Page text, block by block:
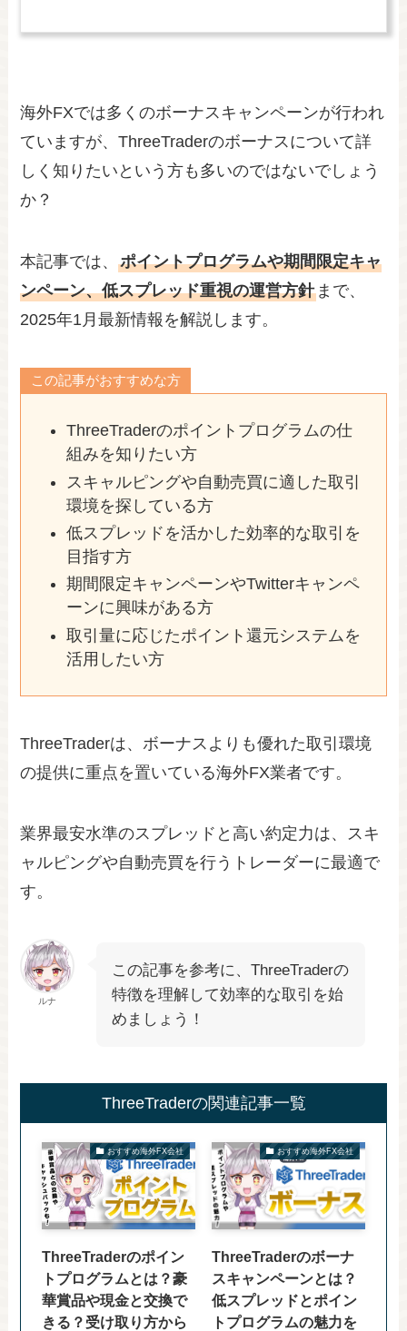
海外FXでは多くのボーナスキャンペーンが行われ
ていますが、ThreeTraderのボーナスについて詳
しく知りたいという方も多いのではないでしょう
か？
本記事では、ポイントプログラムや期間限定キャ
ンペーン、低スプレッド重視の運営方針 まで、
2025年1月最新情報を解説します。
この記事がおすすめな方
ThreeTraderのポイントプログラムの仕
組みを知りたい方
スキャルピングや自動売買に適した取引
環境を探している方
低スプレッドを活かした効率的な取引を
目指す方
期間限定キャンペーンやTwitterキャンペ
ーンに興味がある方
取引量に応じたポイント還元システムを
活用したい方
ThreeTraderは、ボーナスよりも優れた取引環境
の提供に重点を置いている海外FX業者です。
業界最安水準のスプレッドと高い約定力は、スキ
ャルピングや自動売買を行うトレーダーに最適で
す。
ルナ
この記事を参考に、ThreeTraderの
特徴を理解して効率的な取引を始
めましょう！
ThreeTraderの関連記事一覧
おすすめ海外FX会社
ThreeTraderのポイン
トプログラムとは？豪
華賞品や現金と交換で
きる？受け取り方から
おすすめ海外FX会社
ThreeTraderのボーナ
スキャンペーンとは？
低スプレッドとポイン
トプログラムの魅力を